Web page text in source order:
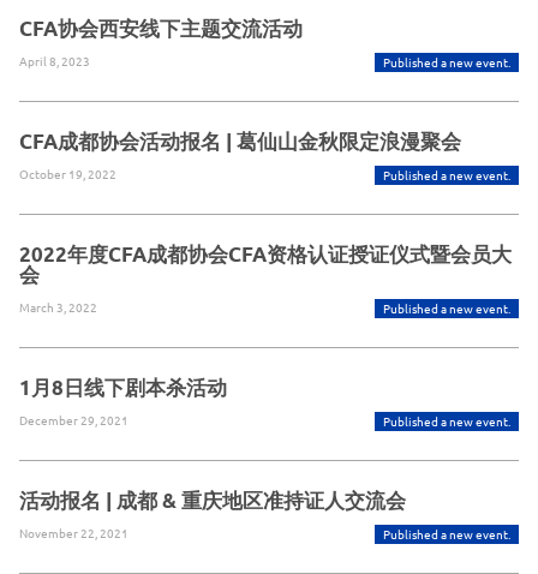
CFA协会西安线下主题交流活动
April 8, 2023 Published a new event.
CFA成都协会活动报名 | 葛仙山金秋限定浪漫聚会
October 19, 2022 Published a new event.
2022年度CFA成都协会CFA资格认证授证仪式暨会员大
会
March 3, 2022 Published a new event.
1月8日线下剧本杀活动
December 29, 2021 Published a new event.
活动报名 | 成都 & 重庆地区准持证人交流会
November 22, 2021 Published a new event.